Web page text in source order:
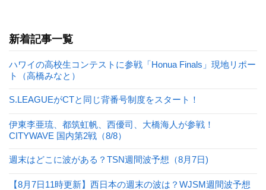
新着記事一覧
ハワイの高校生コンテストに参戦「Honua Finals」現地リポー
ト（高橋みなと）
S.LEAGUEがCTと同じ背番号制度をスタート！
伊東李亜琉、都筑虹帆、西優司、大橋海人が参戦！
CITYWAVE 国内第2戦（8/8）
週末はどこに波がある？TSN週間波予想（8月7日)
【8月7日11時更新】西日本の週末の波は？WJSM週間波予想